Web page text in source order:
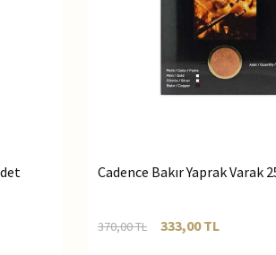
Cadence Bakır Yaprak Varak
370,00TL 333,00TL